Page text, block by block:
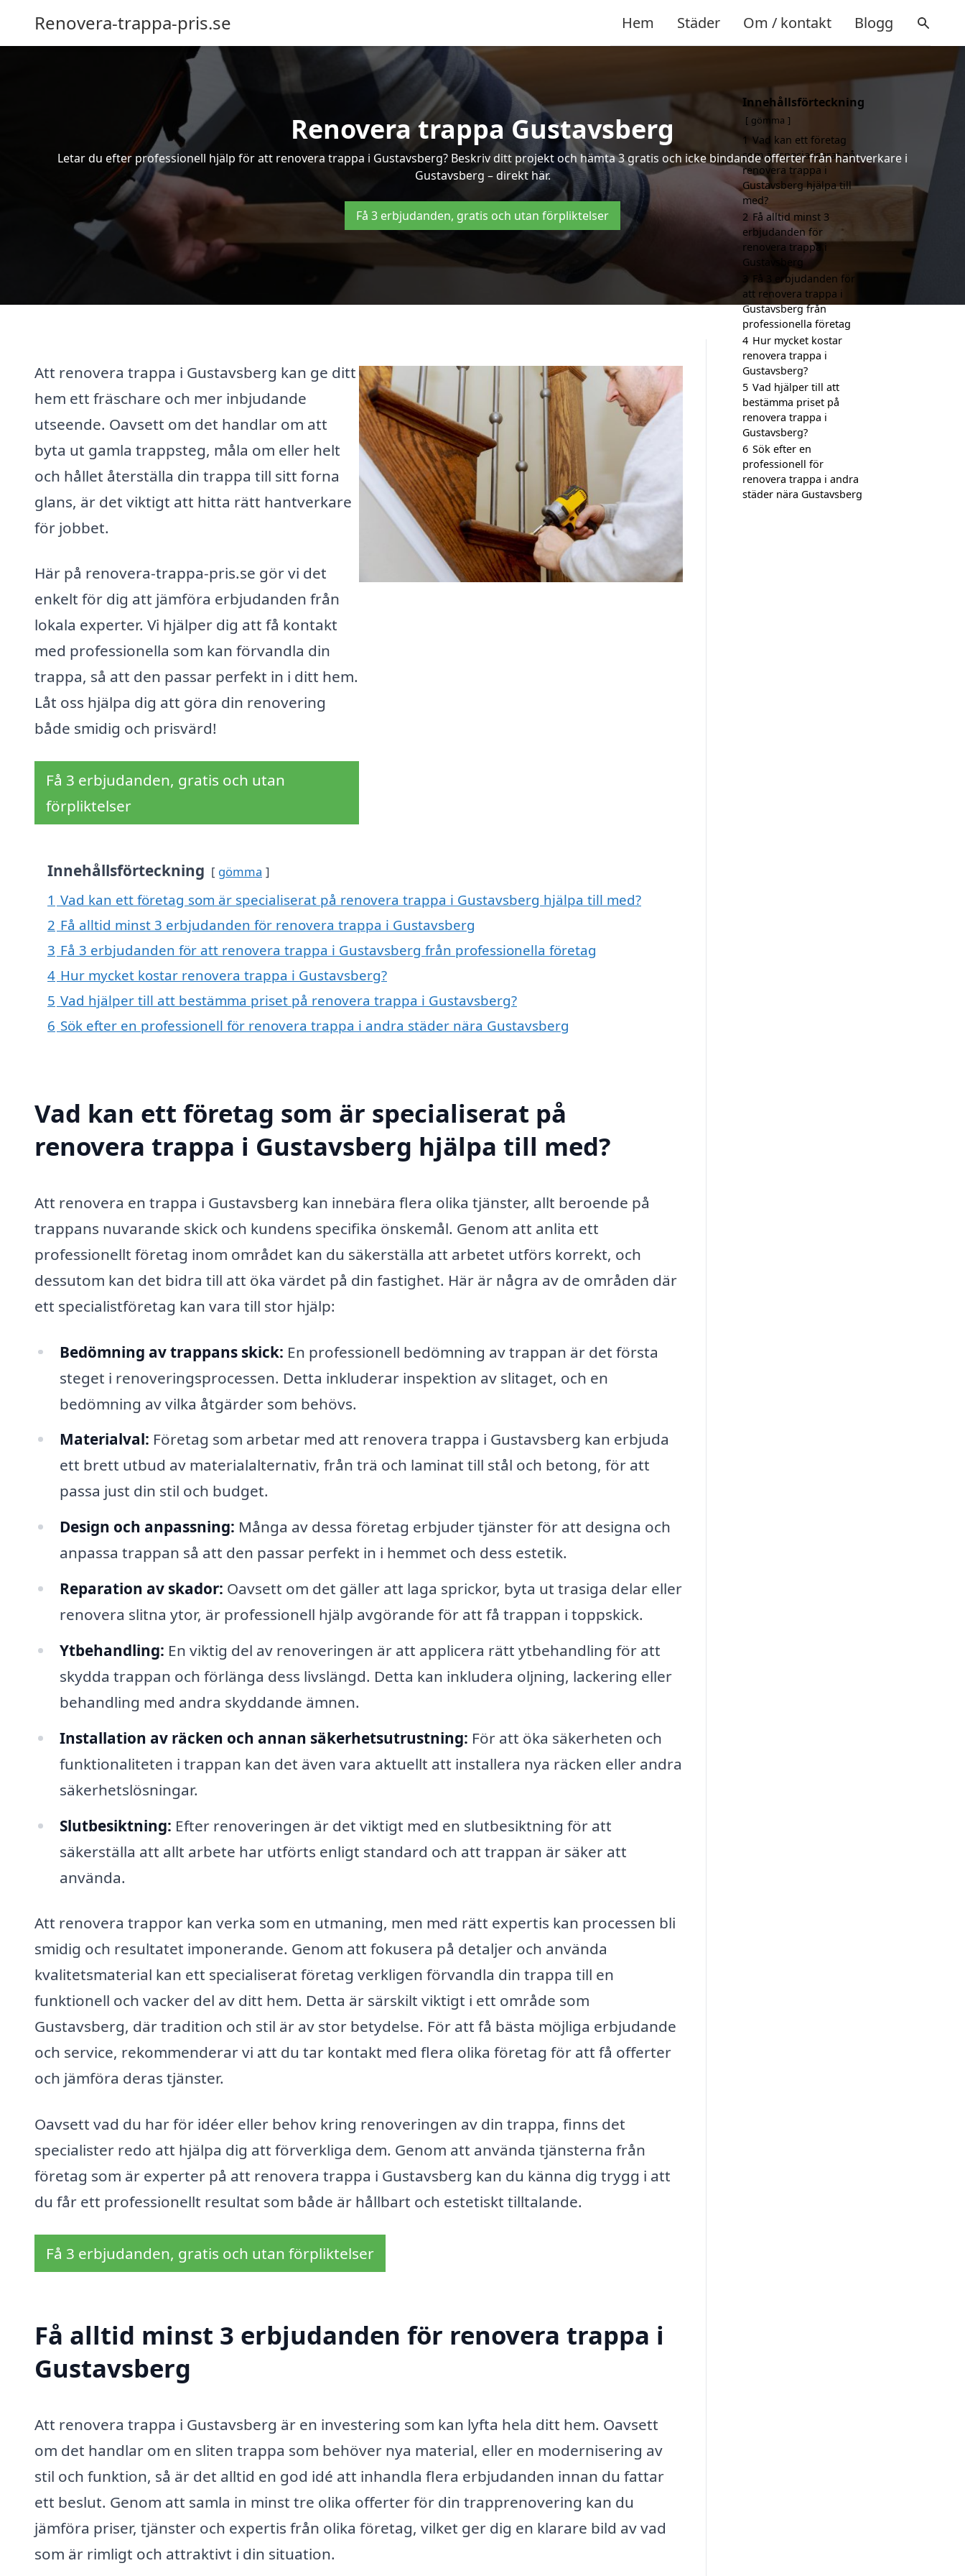
Renovera-trappa-pris.se Hem Städer Om / kontakt Blogg
Renovera trappa Gustavsberg
Letar du efter professionell hjälp för att renovera trappa i Gustavsberg? Beskriv ditt projekt och hämta 3 gratis och icke bindande offerter från hantverkare i
Gustavsberg – direkt här.
Få 3 erbjudanden, gratis och utan förpliktelser
Att renovera trappa i Gustavsberg kan ge ditt
hem ett fräschare och mer inbjudande
utseende. Oavsett om det handlar om att
byta ut gamla trappsteg, måla om eller helt
och hållet återställa din trappa till sitt forna
glans, är det viktigt att hitta rätt hantverkare
för jobbet.
Här på renovera-trappa-pris.se gör vi det
enkelt för dig att jämföra erbjudanden från
lokala experter. Vi hjälper dig att få kontakt
med professionella som kan förvandla din
trappa, så att den passar perfekt in i ditt hem.
Låt oss hjälpa dig att göra din renovering
både smidig och prisvärd!
Få 3 erbjudanden, gratis och utan
förpliktelser
Innehållsförteckning gömma
1 Vad kan ett företag som är specialiserat på renovera trappa i Gustavsberg hjälpa till med?
2 Få alltid minst 3 erbjudanden för renovera trappa i Gustavsberg
3 Få 3 erbjudanden för att renovera trappa i Gustavsberg från professionella företag
4 Hur mycket kostar renovera trappa i Gustavsberg?
5 Vad hjälper till att bestämma priset på renovera trappa i Gustavsberg?
6 Sök efter en professionell för renovera trappa i andra städer nära Gustavsberg
Vad kan ett företag som är specialiserat på
renovera trappa i Gustavsberg hjälpa till med?
Att renovera en trappa i Gustavsberg kan innebära flera olika tjänster, allt beroende på
trappans nuvarande skick och kundens specifika önskemål. Genom att anlita ett
professionellt företag inom området kan du säkerställa att arbetet utförs korrekt, och
dessutom kan det bidra till att öka värdet på din fastighet. Här är några av de områden där
ett specialistföretag kan vara till stor hjälp:
Bedömning av trappans skick: En professionell bedömning av trappan är det första
steget i renoveringsprocessen. Detta inkluderar inspektion av slitaget, och en
bedömning av vilka åtgärder som behövs.
Materialval: Företag som arbetar med att renovera trappa i Gustavsberg kan erbjuda
ett brett utbud av materialalternativ, från trä och laminat till stål och betong, för att
passa just din stil och budget.
Design och anpassning: Många av dessa företag erbjuder tjänster för att designa och
anpassa trappan så att den passar perfekt in i hemmet och dess estetik.
Reparation av skador: Oavsett om det gäller att laga sprickor, byta ut trasiga delar eller
renovera slitna ytor, är professionell hjälp avgörande för att få trappan i toppskick.
Ytbehandling: En viktig del av renoveringen är att applicera rätt ytbehandling för att
skydda trappan och förlänga dess livslängd. Detta kan inkludera oljning, lackering eller
behandling med andra skyddande ämnen.
Installation av räcken och annan säkerhetsutrustning: För att öka säkerheten och
funktionaliteten i trappan kan det även vara aktuellt att installera nya räcken eller andra
säkerhetslösningar.
Slutbesiktning: Efter renoveringen är det viktigt med en slutbesiktning för att
säkerställa att allt arbete har utförts enligt standard och att trappan är säker att
använda.
Att renovera trappor kan verka som en utmaning, men med rätt expertis kan processen bli
smidig och resultatet imponerande. Genom att fokusera på detaljer och använda
kvalitetsmaterial kan ett specialiserat företag verkligen förvandla din trappa till en
funktionell och vacker del av ditt hem. Detta är särskilt viktigt i ett område som
Gustavsberg, där tradition och stil är av stor betydelse. För att få bästa möjliga erbjudande
och service, rekommenderar vi att du tar kontakt med flera olika företag för att få offerter
och jämföra deras tjänster.
Oavsett vad du har för idéer eller behov kring renoveringen av din trappa, finns det
specialister redo att hjälpa dig att förverkliga dem. Genom att använda tjänsterna från
företag som är experter på att renovera trappa i Gustavsberg kan du känna dig trygg i att
du får ett professionellt resultat som både är hållbart och estetiskt tilltalande.
Få 3 erbjudanden, gratis och utan förpliktelser
Få alltid minst 3 erbjudanden för renovera trappa i
Gustavsberg
Att renovera trappa i Gustavsberg är en investering som kan lyfta hela ditt hem. Oavsett
om det handlar om en sliten trappa som behöver nya material, eller en modernisering av
stil och funktion, så är det alltid en god idé att inhandla flera erbjudanden innan du fattar
ett beslut. Genom att samla in minst tre olika offerter för din trapprenovering kan du
jämföra priser, tjänster och expertis från olika företag, vilket ger dig en klarare bild av vad
som är rimligt och attraktivt i din situation.
Innehållsförteckning
gömma
1 Vad kan ett företag
som är specialiserat på
renovera trappa i
Gustavsberg hjälpa till
med?
2 Få alltid minst 3
erbjudanden för
renovera trappa i
Gustavsberg
Få 3 erbjudanden för
att renovera trappa i
Gustavsberg från
professionella företag
4 Hur mycket kostar
renovera trappa i
Gustavsberg?
5 Vad hjälper till att
bestämma priset på
renovera trappa i
Gustavsberg?
6 Sök efter en
professionell för
renovera trappa i andra
städer nära Gustavsberg